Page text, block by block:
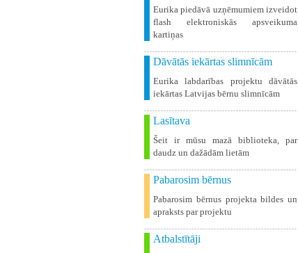
Eurika piedāvā uzņēmumiem izveidot
flash elektroniskās apsveikuma
kartiņas
Dāvātās iekārtas slimnīcām
Eurika labdarības projektu dāvātās
iekārtas Latvijas bērnu slimnīcām
Lasītava
Šeit ir mūsu mazā biblioteka, par
daudz un dažādām lietām
Pabarosim bērnus
Pabarosim bērnus projekta bildes un
apraksts par projektu
Atbalstītāji